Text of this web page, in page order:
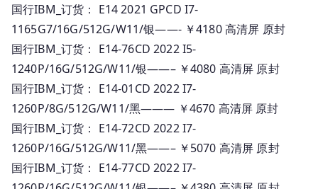
国行IBM_订货： E14 2021 GPCD I7-
1165G7/16G/512G/W11/银——- ￥4180 高清屏 原封
国行IBM_订货： E14-76CD 2022 I5-
1240P/16G/512G/W11/银——– ￥4080 高清屏 原封
国行IBM_订货： E14-01CD 2022 I7-
1260P/8G/512G/W11/黑——— ￥4670 高清屏 原封
国行IBM_订货： E14-72CD 2022 I7-
1260P/16G/512G/W11/黑——– ￥5070 高清屏 原封
国行IBM_订货： E14-77CD 2022 I7-